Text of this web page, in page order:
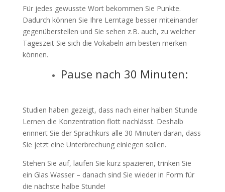
Für jedes gewusste Wort bekommen Sie Punkte.
Dadurch können Sie Ihre Lerntage besser miteinander
gegenüberstellen und Sie sehen z.B. auch, zu welcher
Tageszeit Sie sich die Vokabeln am besten merken
können.
Pause nach 30 Minuten:
Studien haben gezeigt, dass nach einer halben Stunde
Lernen die Konzentration flott nachlässt. Deshalb
erinnert Sie der Sprachkurs alle 30 Minuten daran, dass
Sie jetzt eine Unterbrechung einlegen sollen.
Stehen Sie auf, laufen Sie kurz spazieren, trinken Sie
ein Glas Wasser – danach sind Sie wieder in Form für
die nächste halbe Stunde!